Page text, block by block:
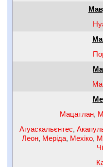
Мацатлан,
Агуаскальєнтес,
Леон, Меріда, Мехіко,